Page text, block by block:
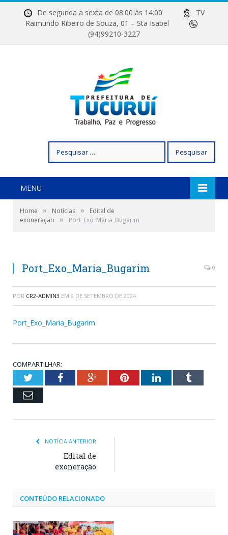
De segunda a sexta de 08:00 às 14:00
TV
Raimundo Ribeiro de Souza, 01 – Sta Isabel
(94)99210-3227
por:
MENU
Home » Notícias »
Edital de
exoneração
» Port_Exo_Maria_Bugarim
Port_Exo_Maria_Bugarim 0
POR CR2-ADMIN3 EM 9 DE SETEMBRO DE 2024
Port_Exo_Maria_Bugarim
COMPARTILHAR:
TwitterFacebookGoogle+PinterestLinkedInTumblr
Email
NOTÍCIA ANTERIOR
Edital de
exoneração
CONTEÚDO RELACIONADO